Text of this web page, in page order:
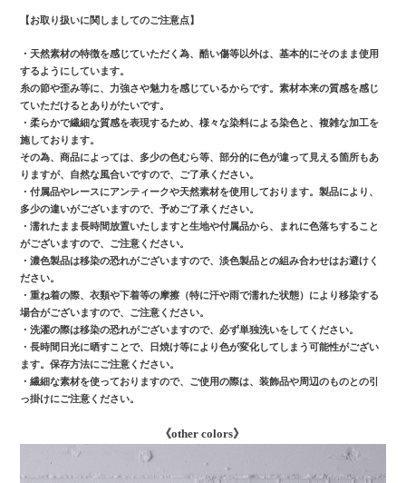
【お取り扱いに関しましてのご注意点】
・天然素材の特徴を感じていただく為、酷い傷等以外は、基本的にそのまま使用
するようにしています。
糸の節や歪み等に、力強さや魅力を感じているからです。素材本来の質感を感じ
ていただけるとありがたいです。
・柔らかで繊細な質感を表現するため、様々な染料による染色と、複雑な加工を
施しております。
その為、商品によっては、多少の色むら等、部分的に色が違って見える箇所もあ
りますが、自然な風合いですので、ご了承ください。
・付属品やレースにアンティークや天然素材を使用しております。製品により、
多少の違いがございますので、予めご了承ください。
・濡れたまま長時間放置いたしますと生地や付属品から、まれに色落ちすること
がございますので、ご注意ください。
・濃色製品は移染の恐れがございますので、淡色製品との組み合わせはお避けく
ださい。
・重ね着の際、衣類や下着等の摩擦（特に汗や雨で濡れた状態）により移染する
場合がございますので、ご注意ください。
・洗濯の際は移染の恐れがございますので、必ず単独洗いをしてください。
・長時間日光に晒すことで、日焼け等により色が変化してしまう可能性がござい
ます。保存方法にご注意ください。
・繊細な素材を使っておりますので、ご使用の際は、装飾品や周辺のものとの引
っ掛けにご注意ください。
《other colors》